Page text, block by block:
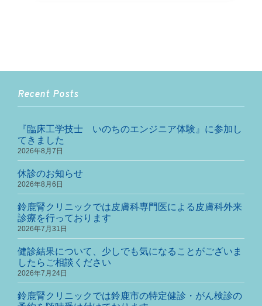
Recent Posts
『臨床工学技士 いのちのエンジニア体験』に参加し
てきました
2026年8月7日
休診のお知らせ
2026年8月6日
鈴鹿腎クリニックでは皮膚科専門医による皮膚科外来
診療を行っております
2026年7月31日
健診結果について、少しでも気になることがございま
したらご相談ください
2026年7月24日
鈴鹿腎クリニックでは鈴鹿市の特定健診・がん検診の